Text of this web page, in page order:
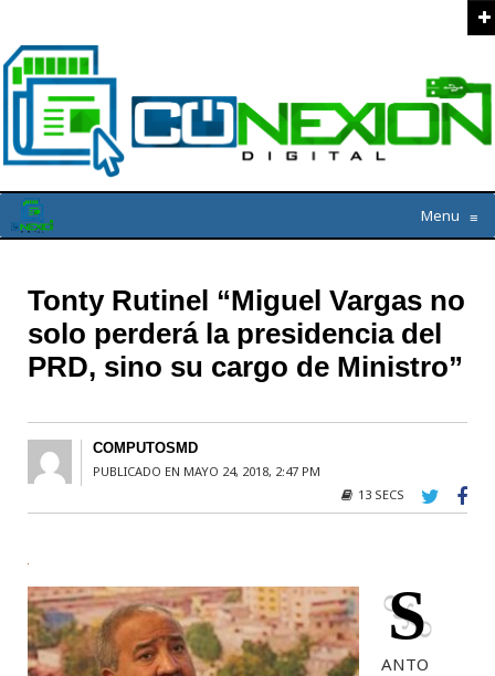
Menu ≡
Tonty Rutinel “Miguel Vargas no
solo perderá la presidencia del
PRD, sino su cargo de Ministro”
COMPUTOSMD
PUBLICADO EN MAYO 24, 2018, 2:47 PM
13 SECS
S
ANTO